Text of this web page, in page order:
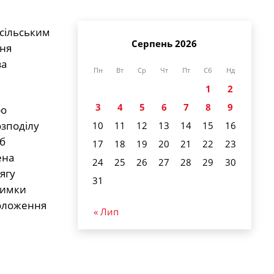
Серпень 2026
Пн Вт Ср Чт Пт Сб Нд
1
2
3
4 5 6 7 8
9
10
11 12 13 14 15
16
17
18 19 20 21 22
23
24
25 26 27 28 29
30
31
« Лип